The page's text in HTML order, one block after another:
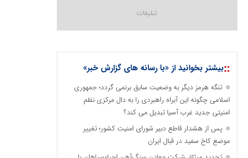
::بیشتر بخوانید از «با رسانه های گزارش خبر»
تنگه هرمز دیگر به وضعیت سابق برنمی گردد؛ جمهوری
اسلامی چگونه این آبراه راهبردی را به دال مرکزی نظم
امنیتی جدید غرب آسیا تبدیل می کند؟
پس از هشدار قاطع دبیر شورای امنیت کشور؛ تغییر
موضع کاخ سفید در قبال ایران